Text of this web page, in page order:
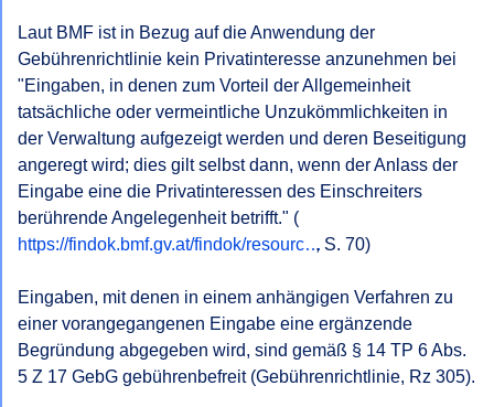
Laut BMF ist in Bezug auf die Anwendung der
Gebührenrichtlinie kein Privatinteresse anzunehmen bei
"Eingaben, in denen zum Vorteil der Allgemeinheit
tatsächliche oder vermeintliche Unzukömmlichkeiten in
der Verwaltung aufgezeigt werden und deren Beseitigung
angeregt wird; dies gilt selbst dann, wenn der Anlass der
Eingabe eine die Privatinteressen des Einschreiters
berührende Angelegenheit betrifft." (
https://findok.bmf.gv.at/findok/resourc…, S. 70)
Eingaben, mit denen in einem anhängigen Verfahren zu
einer vorangegangenen Eingabe eine ergänzende
Begründung abgegeben wird, sind gemäß § 14 TP 6 Abs.
5 Z 17 GebG gebührenbefreit (Gebührenrichtlinie, Rz 305).